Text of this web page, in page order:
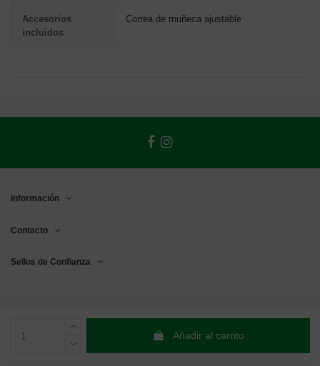
Añadir al carrito
Accesorios
incluidos
Correa de muñeca ajustable
Información
Contacto
Sellos de Confianza